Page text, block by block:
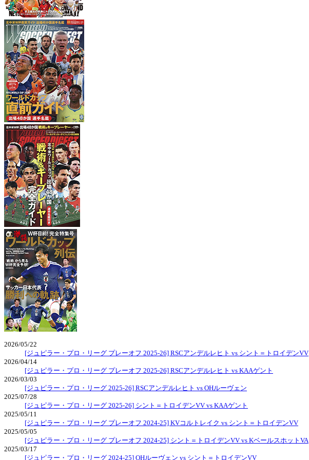
2026/05/22
[ジュピラー・プロ・リーグ プレーオフ 2025-26] RSCアンデルレヒト vs シント＝トロイデンVV
2026/04/14
[ジュピラー・プロ・リーグ プレーオフ 2025-26] RSCアンデルレヒト vs KAAゲント
2026/03/03
[ジュピラー・プロ・リーグ 2025-26] RSCアンデルレヒト vs OHルーヴェン
2025/07/28
[ジュピラー・プロ・リーグ 2025-26] シント＝トロイデンVV vs KAAゲント
2025/05/11
[ジュピラー・プロ・リーグ プレーオフ 2024-25] KVコルトレイク vs シント＝トロイデンVV
2025/05/05
[ジュピラー・プロ・リーグ プレーオフ 2024-25] シント＝トロイデンVV vs KベールスホットVA
2025/03/17
[ジュピラー・プロ・リーグ 2024-25] OHルーヴェン vs シント＝トロイデンVV